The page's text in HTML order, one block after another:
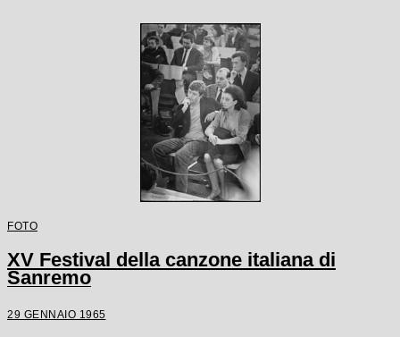
FOTO
XV Festival della canzone italiana di
Sanremo
29 GENNAIO 1965